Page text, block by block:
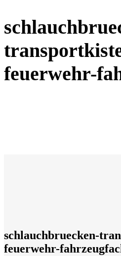
feuerwehr-
schlauchbruecken-
feuerwehr-